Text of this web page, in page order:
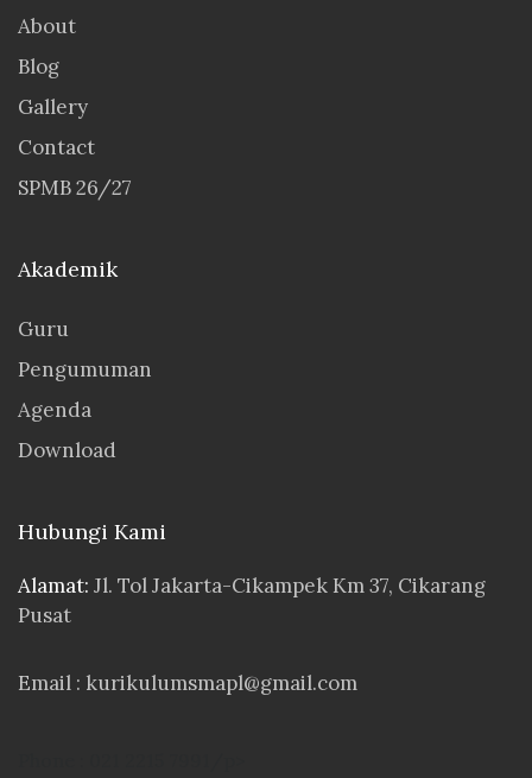
About
Blog
Gallery
Contact
SPMB 26/27
Akademik
Guru
Pengumuman
Agenda
Download
Hubungi Kami
Alamat: Jl. Tol Jakarta-Cikampek Km 37, Cikarang
Pusat
Email : kurikulumsmapl@gmail.com